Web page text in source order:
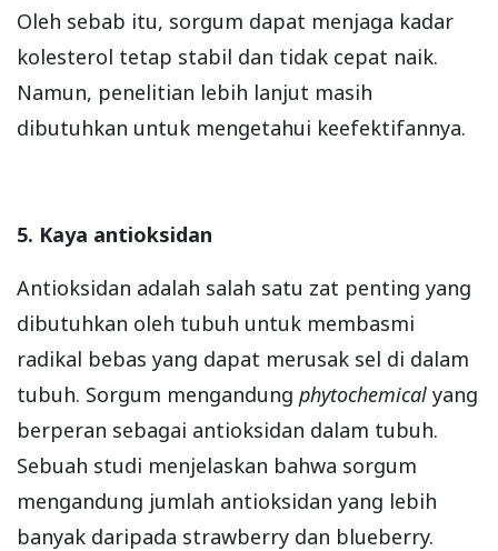
Oleh sebab itu, sorgum dapat menjaga kadar
kolesterol tetap stabil dan tidak cepat naik.
Namun, penelitian lebih lanjut masih
dibutuhkan untuk mengetahui keefektifannya.
5. Kaya antioksidan
Antioksidan adalah salah satu zat penting yang
dibutuhkan oleh tubuh untuk membasmi
radikal bebas yang dapat merusak sel di dalam
tubuh. Sorgum mengandung phytochemical yang
berperan sebagai antioksidan dalam tubuh.
Sebuah studi menjelaskan bahwa sorgum
mengandung jumlah antioksidan yang lebih
banyak daripada strawberry dan blueberry.